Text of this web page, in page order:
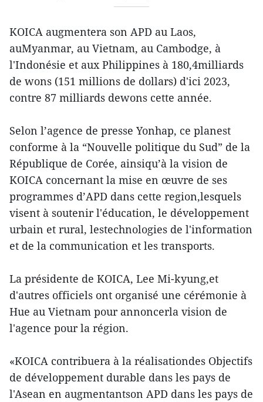
KOICA augmentera son APD au Laos,
auMyanmar, au Vietnam, au Cambodge, à
l'Indonésie et aux Philippines à 180,4milliards
de wons (151 millions de dollars) d'ici 2023,
contre 87 milliards dewons cette année.
Selon l’agence de presse Yonhap, ce planest
conforme à la “Nouvelle politique du Sud” de la
République de Corée, ainsiqu’à la vision de
KOICA concernant la mise en œuvre de ses
programmes d’APD dans cette region,lesquels
visent à soutenir l'éducation, le développement
urbain et rural, lestechnologies de l'information
et de la communication et les transports.
La présidente de KOICA, Lee Mi-kyung,et
d'autres officiels ont organisé une cérémonie à
Hue au Vietnam pour annoncerla vision de
l'agence pour la région.
«KOICA contribuera à la réalisationdes Objectifs
de développement durable dans les pays de
l'Asean en augmentantson APD dans les pays de